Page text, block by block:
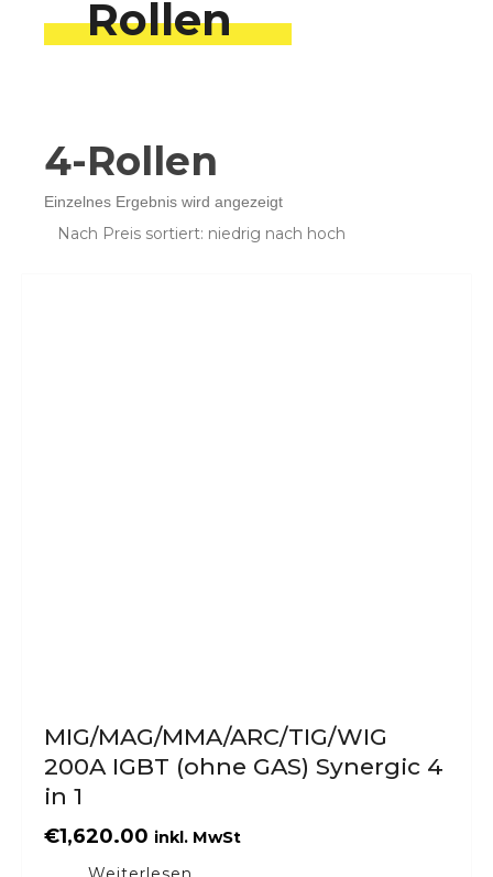
Rollen
4-Rollen
Einzelnes Ergebnis wird angezeigt
MIG/MAG/MMA/ARC/TIG/WIG
200A IGBT (ohne GAS) Synergic 4
in 1
€1,620.00 inkl. MwSt